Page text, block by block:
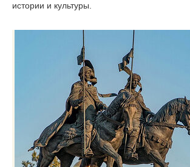
истории и культуры.